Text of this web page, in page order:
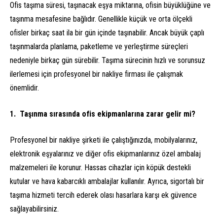
Ofis taşıma süresi, taşınacak eşya miktarına, ofisin büyüklüğüne ve
taşınma mesafesine bağlıdır. Genellikle küçük ve orta ölçekli
ofisler birkaç saat ila bir gün içinde taşınabilir. Ancak büyük çaplı
taşınmalarda planlama, paketleme ve yerleştirme süreçleri
nedeniyle birkaç gün sürebilir. Taşıma sürecinin hızlı ve sorunsuz
ilerlemesi için profesyonel bir nakliye firması ile çalışmak
önemlidir.
Taşınma sırasında ofis ekipmanlarına zarar gelir mi?
Profesyonel bir nakliye şirketi ile çalıştığınızda, mobilyalarınız,
elektronik eşyalarınız ve diğer ofis ekipmanlarınız özel ambalaj
malzemeleri ile korunur. Hassas cihazlar için köpük destekli
kutular ve hava kabarcıklı ambalajlar kullanılır. Ayrıca, sigortalı bir
taşıma hizmeti tercih ederek olası hasarlara karşı ek güvence
sağlayabilirsiniz.